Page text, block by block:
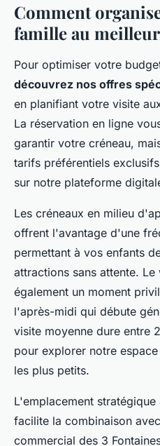
Comment
famille au
Pour optimiser votre
découvrez nos offres
en planifiant votre visite
La réservation en ligne
garantir votre créneau,
tarifs préférentiels
sur notre plateforme
Les créneaux en milieu
offrent l'avantage d'une
permettant à vos enfants
attractions sans attente.
également un moment
l'après-midi qui débute
visite moyenne dure entre
pour explorer notre
les plus petits.
L'emplacement stratégique
facilite la combinaison
commercial des 3